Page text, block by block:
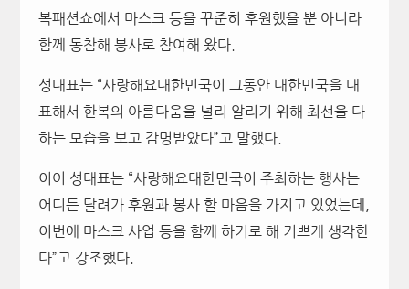
복패션쇼에서 마스크 등을 꾸준히 후원했을 뿐 아니라
함께 동참해 봉사로 참여해 왔다.
성대표는 “사랑해요대한민국이 그동안 대한민국을 대
표해서 한복의 아름다움을 널리 알리기 위해 최선을 다
하는 모습을 보고 감명받았다”고 말했다.
이어 성대표는 “사랑해요대한민국이 주최하는 행사는
어디든 달려가 후원과 봉사 할 마음을 가지고 있었는데,
이번에 마스크 사업 등을 함께 하기로 해 기쁘게 생각한
다”고 강조했다.